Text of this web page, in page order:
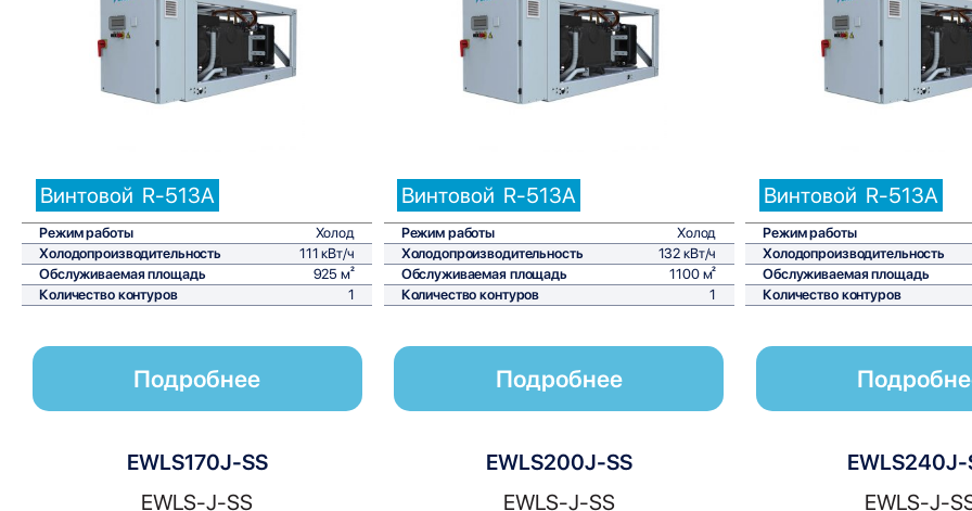
Сравнить
Винтовой R-513A
Режим работы
Холод
Холодопроизводительность
111 кВт/ч
Обслуживаемая площадь
925 м²
Количество контуров
1
Подробнее
Сравнить
Винтовой R-513A
Режим работы
Холод
Холодопроизводительность
132 кВт/ч
Обслуживаемая площадь
1100 м²
Количество контуров
1
Подробнее
Винтовой R-513A
Режим работы
Холодопроизводительность
Обслуживаемая площадь
Количество контуров
EWLS170J-SS
EWLS-J-SS
EWLS200J-SS
EWLS-J-SS
EWLS240J-
EWLS-J-